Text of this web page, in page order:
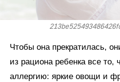
Чтобы она прекратилась,
из рациона ребенка все то,
аллергию: яркие овощи и